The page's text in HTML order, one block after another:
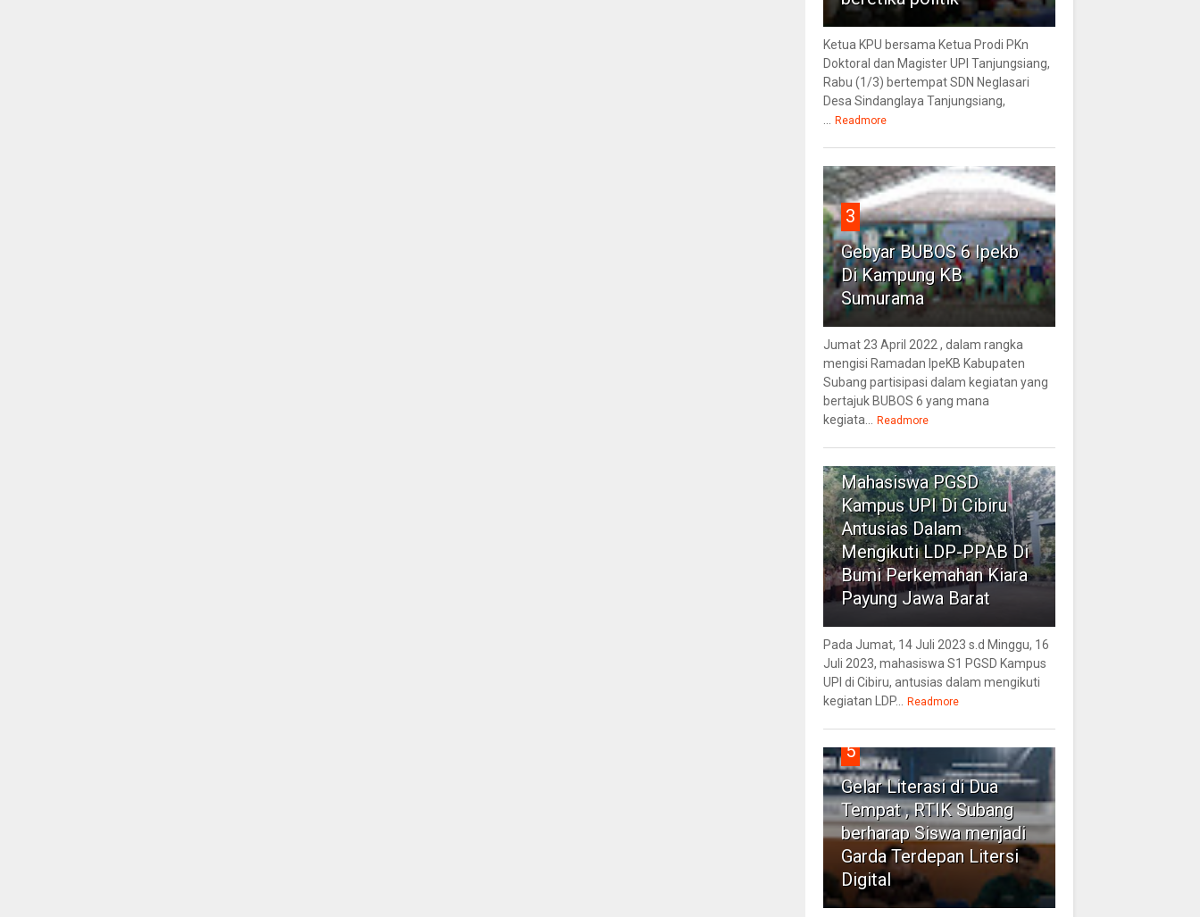
Ketua KPU bersama Ketua Prodi PKn
Doktoral dan Magister UPI Tanjungsiang,
Rabu (1/3) bertempat SDN Neglasari
Desa Sindanglaya Tanjungsiang,
... Readmore
3
Gebyar BUBOS 6 Ipekb
Di Kampung KB
Sumurama
Jumat 23 April 2022 , dalam rangka
mengisi Ramadan IpeKB Kabupaten
Subang partisipasi dalam kegiatan yang
bertajuk BUBOS 6 yang mana
kegiata... Readmore
4
Mahasiswa PGSD
Kampus UPI Di Cibiru
Antusias Dalam
Mengikuti LDP-PPAB Di
Bumi Perkemahan Kiara
Payung Jawa Barat
Pada Jumat, 14 Juli 2023 s.d Minggu, 16
Juli 2023, mahasiswa S1 PGSD Kampus
UPI di Cibiru, antusias dalam mengikuti
kegiatan LDP... Readmore
5
Gelar Literasi di Dua
Tempat , RTIK Subang
berharap Siswa menjadi
Garda Terdepan Litersi
Digital